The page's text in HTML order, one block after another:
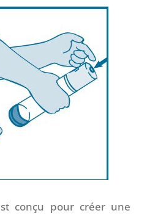
conçu pour créer une